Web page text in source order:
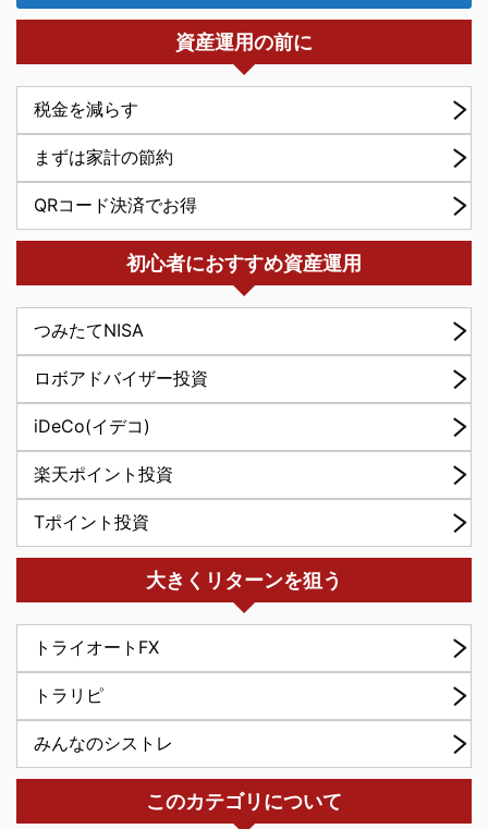
資産運用の前に
税金を減らす
まずは家計の節約
QRコード決済でお得
初心者におすすめ資産運用
つみたてNISA
ロボアドバイザー投資
iDeCo(イデコ)
楽天ポイント投資
Tポイント投資
大きくリターンを狙う
トライオートFX
トラリピ
みんなのシストレ
このカテゴリについて